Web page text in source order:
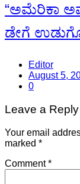
“ಅಮೆರಿಕಾ
ಡೇಗೆ
Editor
August 5,
0
Leave a Reply
Your email
marked *
Comment*